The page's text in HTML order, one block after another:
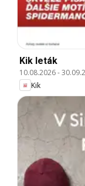
Kik leták
10.08.2026-
Kik